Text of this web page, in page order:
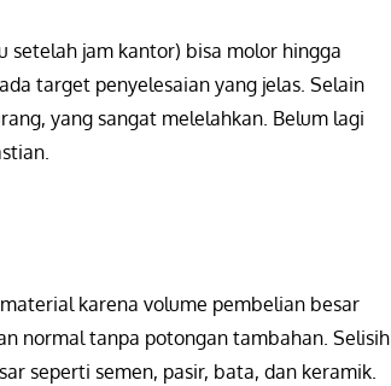
setelah jam kantor) bisa molor hingga
target penyelesaian yang jelas. Selain
yang sangat melelahkan. Belum lagi
karena volume pembelian besar
normal tanpa potongan tambahan. Selisih
seperti semen, pasir, bata, dan keramik.